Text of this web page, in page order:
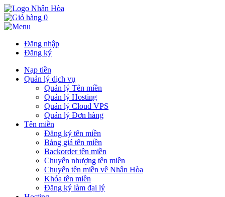
0
Đăng nhập
Đăng ký
Nạp tiền
Quản lý dịch vụ
Quản lý Tên miền
Quản lý Hosting
Quản lý Cloud VPS
Quản lý Đơn hàng
Tên miền
Đăng ký tên miền
Bảng giá tên miền
Backorder tên miền
Chuyển nhượng tên miền
Chuyển tên miền về Nhân Hòa
Khóa tên miền
Đăng ký làm đại lý